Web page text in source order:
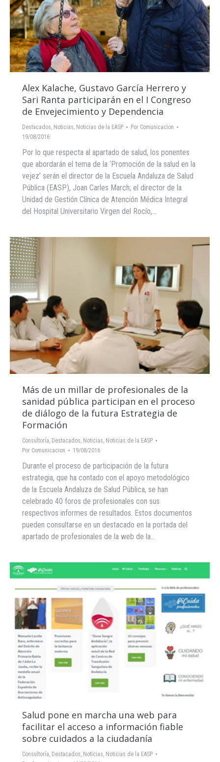
Alex Kalache, Gustavo García Herrero y
Sari Ranta participarán en el I Congreso
de Envejecimiento y Dependencia
Destacados Noticias Noticias de la EASP Por Comunicacion
19/08/2016
Por lo que respecta al apartado de salud, los ponentes
que abordarán el tema de la ‘Promoción de la salud en la
vejez’ serán el director de la Escuela Andaluza de Salud
Pública (EASP), Joan Carles March; el director de la
Unidad de Gestión Clínica de Atención Médica Integral
del Hospital Universitario Virgen del Rocío,…
Más de un millar de profesionales de la
sanidad pública participan en el proceso
de diálogo de la futura Estrategia de
Formación
Consultoría, Destacados, Noticias, Noticias de la EASP
Por Comunicacion 19/08/2016
Durante el proceso de participación de la futura
estrategia, que ha contado con el apoyo metodológico
de la Escuela Andaluza de Salud Pública, se han
celebrado 40 foros de profesionales con sus
respectivos informes de resultados. Estos documentos
pueden consultarse en un destacado en la portada del
apartado de profesionales de la web de la…
Salud pone en marcha una web para
facilitar el acceso a información fiable
sobre cuidados a la ciudadanía
Consultoría, Destacados, Noticias, Noticias de la EASP